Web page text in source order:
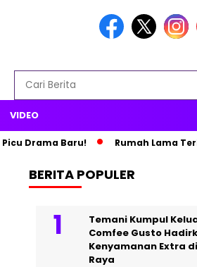
VIDEO
Baru! Rumah Lama Terbakar,
Headline
BERITA POPULER
Temani Kumpul
Comfee Gusto
Kenyamanan Extra
Raya